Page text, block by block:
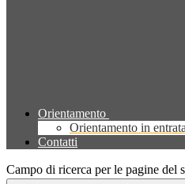
Orientamento
Orientamento in entrata
Contatti
Campo di ricerca per le pagine del